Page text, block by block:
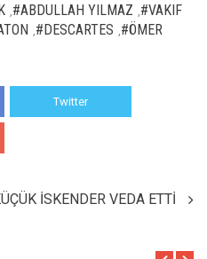
#ABDULLAH YILMAZ #VAKIF
#DESCARTES #ÖMER
Twitter
İSKENDER VEDA ETTİ